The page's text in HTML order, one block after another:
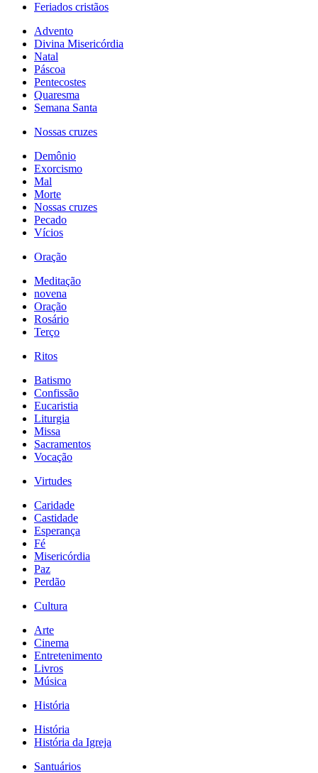
Feriados cristãos
Advento
Divina Misericórdia
Natal
Páscoa
Pentecostes
Quaresma
Semana Santa
Nossas cruzes
Demônio
Exorcismo
Mal
Morte
Nossas cruzes
Pecado
Vícios
Oração
Meditação
novena
Oração
Rosário
Terço
Ritos
Batismo
Confissão
Eucaristia
Liturgia
Missa
Sacramentos
Vocação
Virtudes
Caridade
Castidade
Esperança
Fé
Misericórdia
Paz
Perdão
Cultura
Arte
Cinema
Entretenimento
Livros
Música
História
História
História da Igreja
Santuários